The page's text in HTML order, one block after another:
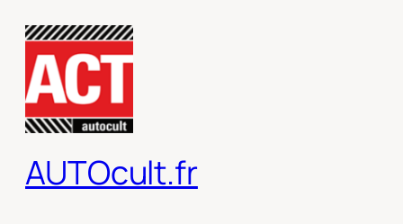
contenu
AUTOcult.fr